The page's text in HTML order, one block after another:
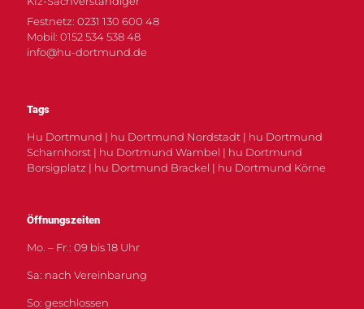
Festnetz: 0231 130 600 48
Mobil: 0152 534 538 48
info@hu-dortmund.de
Tags
Hu Dortmund | hu Dortmund Nordstadt | hu Dortmund
Scharnhorst | hu Dortmund Wambel | hu Dortmund
Borsigplatz | hu Dortmund Brackel | hu Dortmund Körne
Öffnungszeiten
Mo. – Fr.: 09 bis 18 Uhr
Sa: nach Vereinbarung
So: geschlossen